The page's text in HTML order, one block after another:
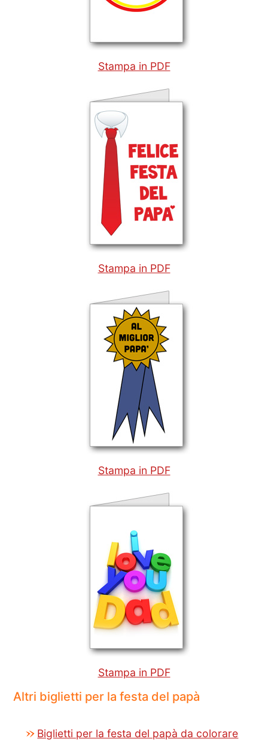
Stampa in PDF
Stampa in PDF
Stampa in PDF
Stampa in PDF
Altri biglietti per la festa del papà
Biglietti per la festa del papà da colorare